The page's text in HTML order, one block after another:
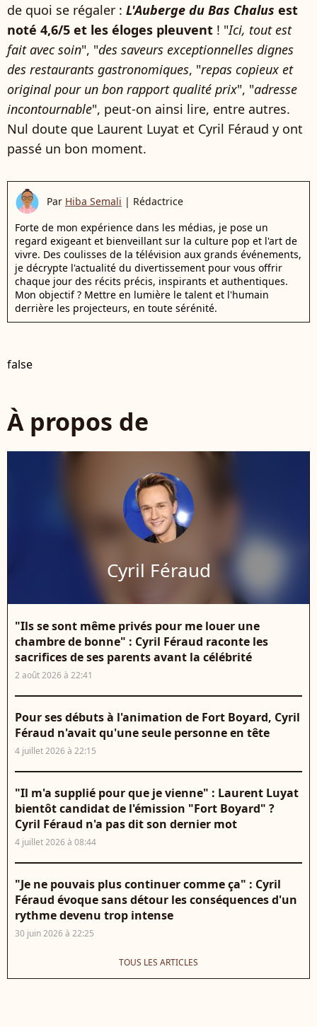
de quoi se régaler : L'Auberge du Bas Chalus est
noté 4,6/5 et les éloges pleuvent ! "Ici, tout est
fait avec soin", "des saveurs exceptionnelles dignes
des restaurants gastronomiques, "repas copieux et
original pour un bon rapport qualité prix", "adresse
incontournable", peut-on ainsi lire, entre autres.
Nul doute que Laurent Luyat et Cyril Féraud y ont
passé un bon moment.
Par Hiba Semali | Rédactrice
Forte de mon expérience dans les médias, je pose un
regard exigeant et bienveillant sur la culture pop et l'art de
vivre. Des coulisses de la télévision aux grands événements,
je décrypte l'actualité du divertissement pour vous offrir
chaque jour des récits précis, inspirants et authentiques.
Mon objectif ? Mettre en lumière le talent et l'humain
derrière les projecteurs, en toute sérénité.
false
À propos de
Cyril Féraud
"Ils se sont même privés pour me louer une
chambre de bonne" : Cyril Féraud raconte les
sacrifices de ses parents avant la célébrité
2 août 2026 à 22:41
Pour ses débuts à l'animation de Fort Boyard, Cyril
Féraud n'avait qu'une seule personne en tête
4 juillet 2026 à 22:15
"Il m'a supplié pour que je vienne" : Laurent Luyat
bientôt candidat de l'émission "Fort Boyard" ?
Cyril Féraud n'a pas dit son dernier mot
4 juillet 2026 à 08:44
"Je ne pouvais plus continuer comme ça" : Cyril
Féraud évoque sans détour les conséquences d'un
rythme devenu trop intense
30 juin 2026 à 22:25
TOUS LES ARTICLES